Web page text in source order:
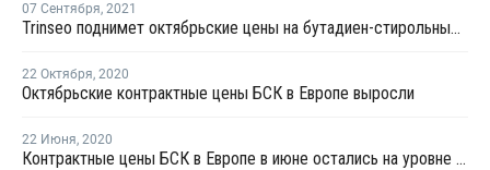
07 Сентября, 2021
Trinseo поднимет октябрьские цены на бутадиен-стирольные латексы для Северной Америки
22 Октября, 2020
Октябрьские контрактные цены БСК в Европе выросли
22 Июня, 2020
Контрактные цены БСК в Европе в июне остались на уровне мая